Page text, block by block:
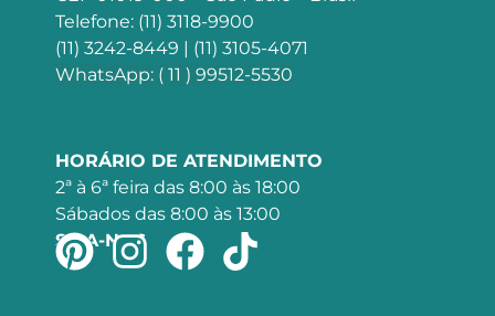
Telefone: (11) 3118-9900
(11) 3242-8449 | (11) 3105-4071
WhatsApp: ( 11 ) 99512-5530
HORÁRIO DE ATENDIMENTO
2ª à 6ª feira das 8:00 às 18:00
Sábados das 8:00 às 13:00
SIGA-NOS